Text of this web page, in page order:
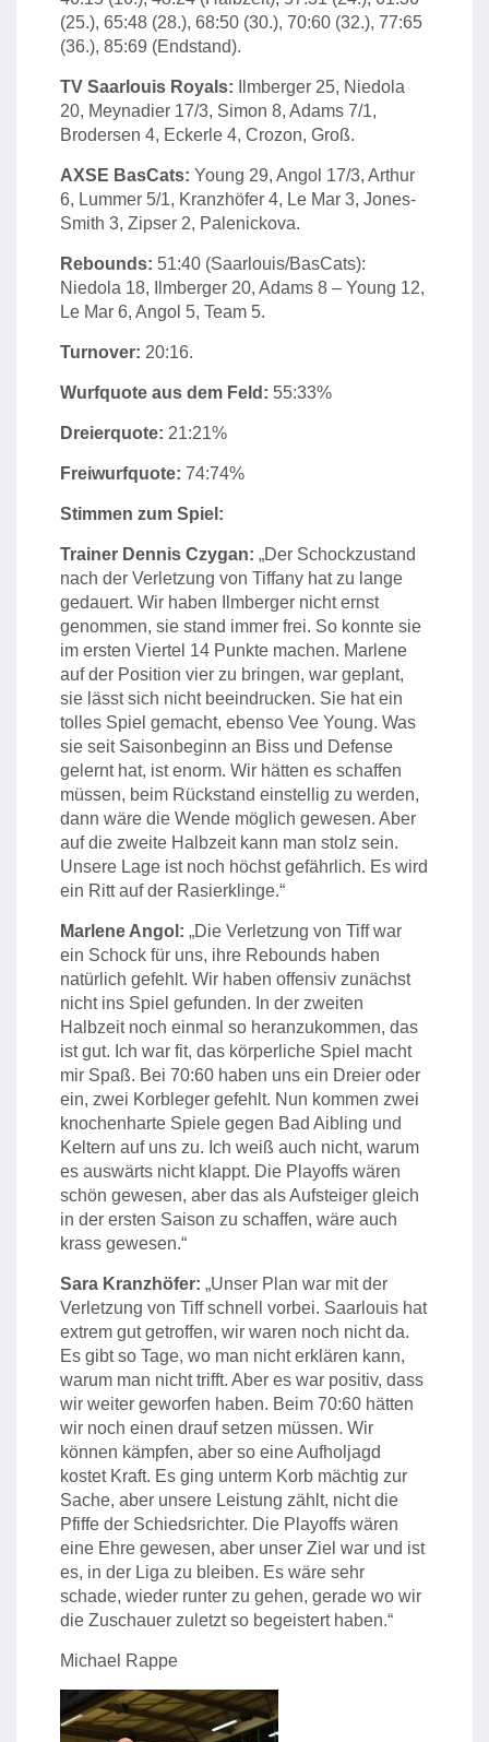
(25.), 65:48 (28.), 68:50 (30.), 70:60 (32.), 77:65
(36.), 85:69 (Endstand).
TV Saarlouis Royals:
Ilmberger 25, Niedola
20, Meynadier 17/3, Simon 8, Adams 7/1,
Brodersen 4, Eckerle 4, Crozon, Groß.
AXSE BasCats: Young 29, Angol 17/3, Arthur
6, Lummer 5/1, Kranzhöfer 4, Le Mar 3, Jones-
Smith 3, Zipser 2, Palenickova.
Rebounds: 51:40 (Saarlouis/BasCats):
Niedola 18, Ilmberger 20, Adams 8 – Young 12,
Le Mar 6, Angol 5, Team 5.
Turnover: 20:16.
Wurfquote aus dem Feld: 55:33%
Dreierquote: 21:21%
Freiwurfquote: 74:74%
Stimmen zum Spiel:
Trainer Dennis Czygan: „Der Schockzustand
nach der Verletzung von Tiffany hat zu lange
gedauert. Wir haben Ilmberger nicht ernst
genommen, sie stand immer frei. So konnte sie
im ersten Viertel 14 Punkte machen. Marlene
auf der Position vier zu bringen, war geplant,
sie lässt sich nicht beeindrucken. Sie hat ein
tolles Spiel gemacht, ebenso Vee Young. Was
sie seit Saisonbeginn an Biss und Defense
gelernt hat, ist enorm. Wir hätten es schaffen
müssen, beim Rückstand einstellig zu werden,
dann wäre die Wende möglich gewesen. Aber
auf die zweite Halbzeit kann man stolz sein.
Unsere Lage ist noch höchst gefährlich. Es wird
ein Ritt auf der Rasierklinge.“
Marlene Angol: „Die Verletzung von Tiff war
ein Schock für uns, ihre Rebounds haben
natürlich gefehlt. Wir haben offensiv zunächst
nicht ins Spiel gefunden. In der zweiten
Halbzeit noch einmal so heranzukommen, das
ist gut. Ich war fit, das körperliche Spiel macht
mir Spaß. Bei 70:60 haben uns ein Dreier oder
ein, zwei Korbleger gefehlt. Nun kommen zwei
knochenharte Spiele gegen Bad Aibling und
Keltern auf uns zu. Ich weiß auch nicht, warum
es auswärts nicht klappt. Die Playoffs wären
schön gewesen, aber das als Aufsteiger gleich
in der ersten Saison zu schaffen, wäre auch
krass gewesen.“
Sara Kranzhöfer: „Unser Plan war mit der
Verletzung von Tiff schnell vorbei. Saarlouis hat
extrem gut getroffen, wir waren noch nicht da.
Es gibt so Tage, wo man nicht erklären kann,
warum man nicht trifft. Aber es war positiv, dass
wir weiter geworfen haben. Beim 70:60 hätten
wir noch einen drauf setzen müssen. Wir
können kämpfen, aber so eine Aufholjagd
kostet Kraft. Es ging unterm Korb mächtig zur
Sache, aber unsere Leistung zählt, nicht die
Pfiffe der Schiedsrichter. Die Playoffs wären
eine Ehre gewesen, aber unser Ziel war und ist
es, in der Liga zu bleiben. Es wäre sehr
schade, wieder runter zu gehen, gerade wo wir
die Zuschauer zuletzt so begeistert haben.“
Michael Rappe